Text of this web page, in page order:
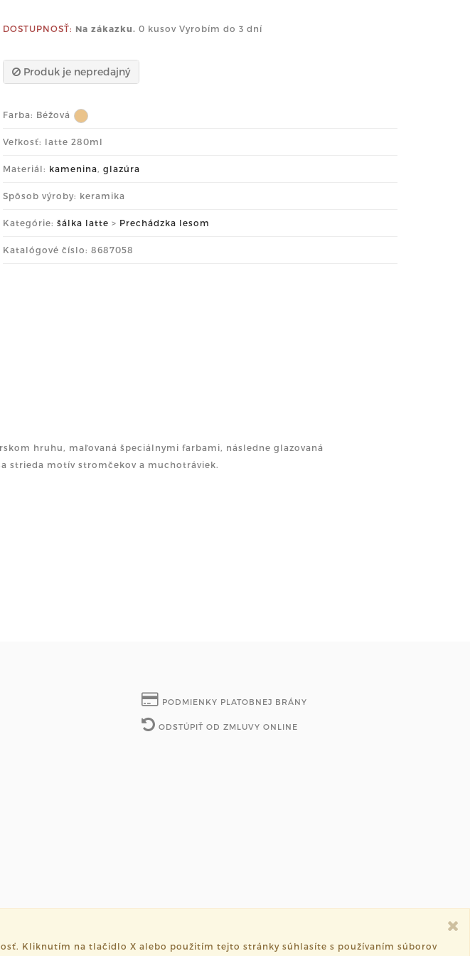
DOSTUPNOSŤ: Na zákazku. 0 kusov Vyrobím do 3 dní
Produk je nepredajný
Farba: Béžová
Veľkosť: latte 280ml
Materiál: kamenina, glazúra
Spôsob výroby: keramika
Kategórie: šálka latte > Prechádzka lesom
Katalógové číslo: 8687058
hruhu, maľovaná špeciálnymi farbami, následne glazovaná
strieda motív stromčekov a muchotráviek.
PODMIENKY PLATOBNEJ BRÁNY
ODSTÚPIŤ OD ZMLUVY ONLINE
Kliknutím na tlačidlo X alebo použitím tejto stránky súhlasíte s používaním súborov